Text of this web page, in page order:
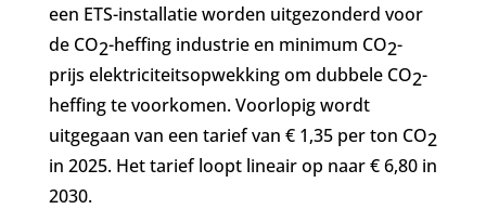
een ETS-installatie worden uitgezonderd voor
de CO2-heffing industrie en minimum CO2-
prijs elektriciteitsopwekking om dubbele CO2-
heffing te voorkomen. Voorlopig wordt
uitgegaan van een tarief van € 1,35 per ton CO2
in 2025. Het tarief loopt lineair op naar € 6,80 in
2030.